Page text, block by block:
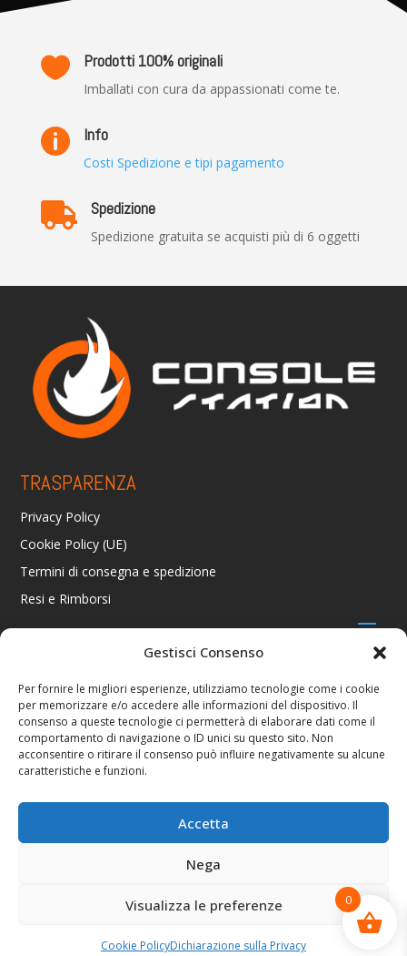
Gestisci Consenso
Per fornire le migliori esperienze, utilizziamo tecnologie come i cookie
per memorizzare e/o accedere alle informazioni del dispositivo. Il
consenso a queste tecnologie ci permetterà di elaborare dati come il
comportamento di navigazione o ID unici su questo sito. Non
acconsentire o ritirare il consenso può influire negativamente su alcune
caratteristiche e funzioni.
Accetta
Nega
Visualizza le preferenze
Cookie PolicyDichiarazione sulla Privacy
 Prodotti 100% originali
Imballati con cura da appassionati come te.
 Info
Costi Spedizione e tipi pagamento
 Spedizione
Spedizione gratuita se acquisti più di 6 oggetti
TRASPARENZA
Privacy Policy
Cookie Policy (UE)
Termini di consegna e spedizione
Resi e Rimborsi
CONTATTI
Via R. Giuliani 70/c Rosso, 50141 Firenze FI
+39 055 4289002 / +39 392 2343100
info@consolestation.it
P.Iva 04990180483
Console Station 2024
0